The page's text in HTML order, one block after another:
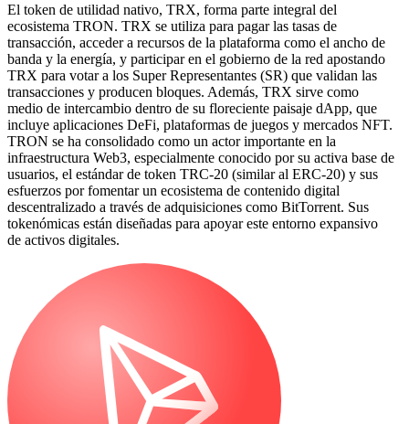
El token de utilidad nativo, TRX, forma parte integral del
ecosistema TRON. TRX se utiliza para pagar las tasas de
transacción, acceder a recursos de la plataforma como el ancho de
banda y la energía, y participar en el gobierno de la red apostando
TRX para votar a los Super Representantes (SR) que validan las
transacciones y producen bloques. Además, TRX sirve como
medio de intercambio dentro de su floreciente paisaje dApp, que
incluye aplicaciones DeFi, plataformas de juegos y mercados NFT.
TRON se ha consolidado como un actor importante en la
infraestructura Web3, especialmente conocido por su activa base de
usuarios, el estándar de token TRC-20 (similar al ERC-20) y sus
esfuerzos por fomentar un ecosistema de contenido digital
descentralizado a través de adquisiciones como BitTorrent. Sus
tokenómicas están diseñadas para apoyar este entorno expansivo
de activos digitales.